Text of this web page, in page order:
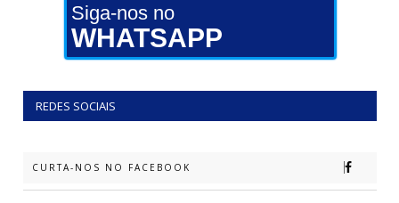
Siga-nos no
WHATSAPP
REDES SOCIAIS
CURTA-NOS NO FACEBOOK